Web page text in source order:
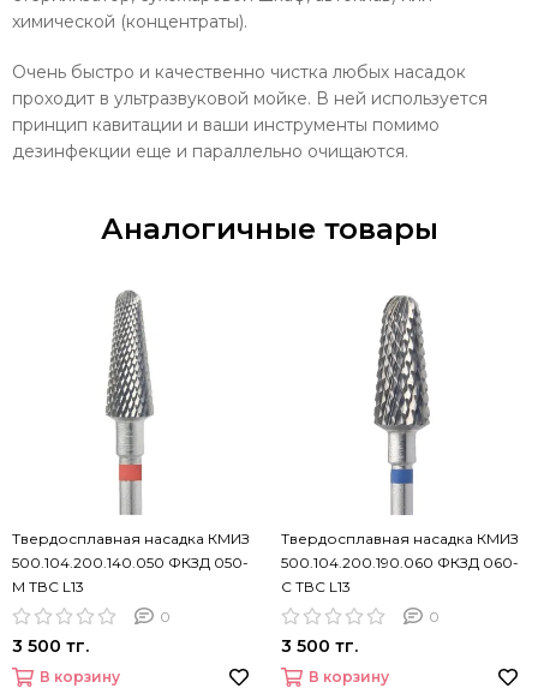
химической (концентраты).
Очень быстро и качественно чистка любых насадок
проходит в ультразвуковой мойке. В ней используется
принцип кавитации и ваши инструменты помимо
дезинфекции еще и параллельно очищаются.
Аналогичные товары
Твердосплавная насадка КМИЗ
500.104.200.140.050 ФКЗД 050-
М ТВС L13
0
3 500 тг.
В корзину
Твердосплавная насадка КМИЗ
500.104.200.190.060 ФКЗД 060-
С ТВС L13
0
3 500 тг.
В корзину